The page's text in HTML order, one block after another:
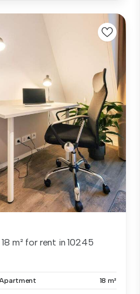
m² for rent in 10245
18 m²